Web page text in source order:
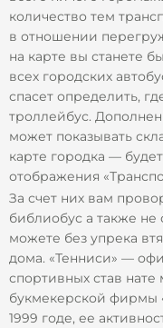
количество тем
в отношении
на карте вы станете
всех городских
спасет определить,
троллейбус.
может показывать
карте городка —
отображения
За счет них вам
библиобус а также
можете без упрека
дома. «Тенниси» —
спортивных став нате
букмекерской фирмы
1999 годе, ее